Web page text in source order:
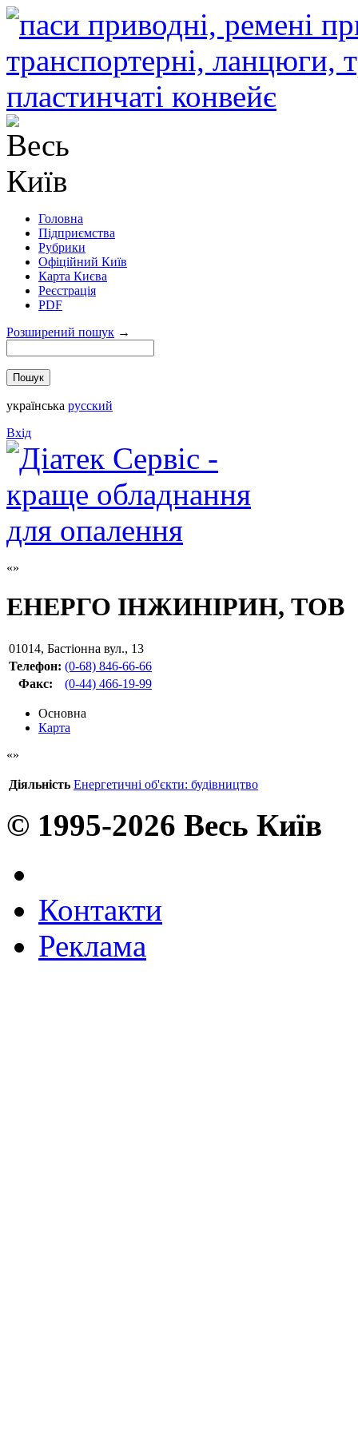
Головна
Підприємства
Рубрики
Офіційний Київ
Карта Києва
Реєстрація
PDF
Розширений пошук →
українська русский
Вхід
ЕНЕРГО ІНЖИНІРИН, ТОВ
01014, Бастіонна вул., 13
Телефон: (0-68) 846-66-66
Факс: (0-44) 466-19-99
Основна
Карта
Діяльність Енергетичні об'єкти: будівництво
© 1995-2026 Весь Київ
Контакти
Реклама